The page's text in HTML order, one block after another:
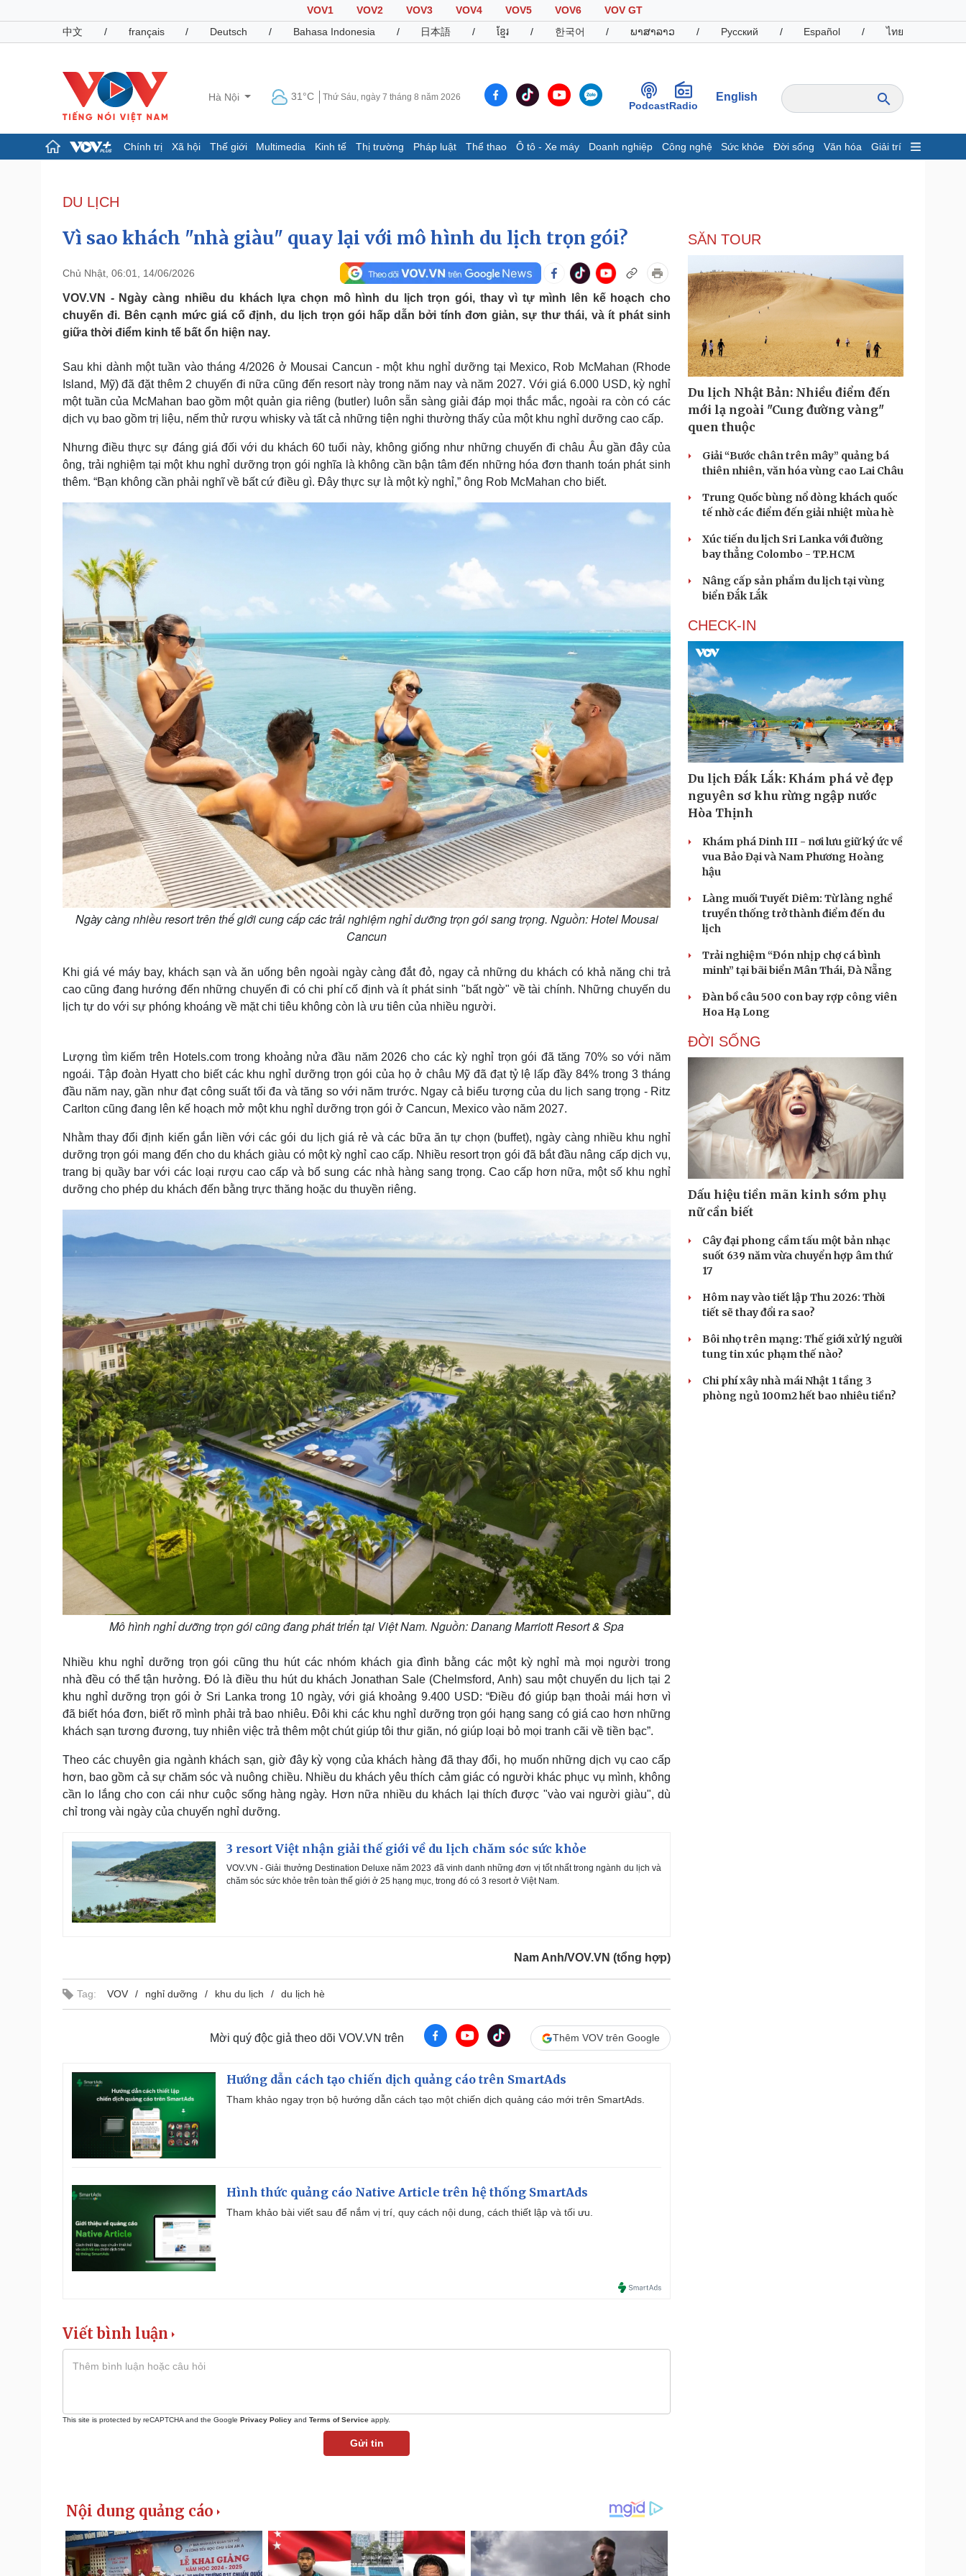
VOV1 VOV2 VOV3 VOV4 VOV5 VOV6
VOV GT
中文
/ français / Deutsch / Bahasa Indonesia / 日本語 / ខ្មែរ / 한국어 / ພາສາລາວ / Русский / Español / ไทย
Hà Nội 31°C Thứ Sáu, ngày 7 tháng 8 năm 2026
PodcastRadio
English
Chính trị Xã hội Thế giới Multimedia Kinh tế Thị trường Pháp luật Thể thao Ô tô - Xe máy Doanh nghiệp Công nghệ Sức khỏe Đời sống Văn hóa Giải trí
Đảng
Tổ chức nhân sự
Nhận diện sự thật
Dấu ấn VOV
Infographic
Giá cà phê
Pháp luật
Vụ án
Tin nóng
Quân sự - Quốc phòng
Vũ khí
Việt Nam
Thể thao
Bóng đá
Hậu trường
Ô tô - Xe máy
Ô tô
Doanh nghiệp
Thông tin doanh nghiệp
Doanh nghiệp 24h
Doanh nhân
Vì cộng đồng
Công nghệ
Tin Công nghệ
Trải nghiệm
Chuyển đổi số
Sức khỏe
Dinh dưỡng - món ngon
Sản phụ khoa
Nhi khoa
Nam khoa
Phòng mạch online
Ăn sạch sống khỏe
Đời sống
Nhà đẹp
Tình yêu - Gia đình
Văn hóa
Sân khấu - Điện ảnh
Âm nhạc
Di sản
Giải trí
Nghệ sĩ
Sao Việt
Du lịch
Tư vấn
check-in
Podcast
Câu chuyện thời sự
Cửa sổ tình yêu
Kể chuyện cho bé
Hạt giống tâm hồn
DU LỊCH
Vì sao khách "nhà giàu" quay lại với mô hình du lịch trọn gói?
Chủ Nhật, 06:01, 14/06/2026
VOV.VN - Ngày càng nhiều du khách lựa chọn mô hình du lịch trọn gói, thay vì tự mình lên kế hoạch cho
chuyến đi. Bên cạnh mức giá cố định, du lịch trọn gói hấp dẫn bởi tính đơn giản, sự thư thái, và ít phát sinh
giữa thời điểm kinh tế bất ổn hiện nay.
Sau khi dành một tuần vào tháng 4/2026 ở Mousai Cancun - một khu nghỉ dưỡng tại Mexico, Rob McMahan (Rhode
Island, Mỹ) đã đặt thêm 2 chuyến đi nữa cũng đến resort này trong năm nay và năm 2027. Với giá 6.000 USD, kỳ nghỉ
một tuần của McMahan bao gồm một quản gia riêng (butler) luôn sẵn sàng giải đáp mọi thắc mắc, ngoài ra còn có các
dịch vụ bao gồm trị liệu, nếm thử rượu whisky và tất cả những tiện nghi thường thấy của một khu nghỉ dưỡng cao cấp.
Nhưng điều thực sự đáng giá đối với du khách 60 tuổi này, không giống như những chuyến đi châu Âu gần đây của
ông, trải nghiệm tại một khu nghỉ dưỡng trọn gói nghĩa là không cần bận tâm đến những hóa đơn thanh toán phát sinh
thêm. “Bạn không cần phải nghĩ về bất cứ điều gì. Đây thực sự là một kỳ nghỉ,” ông Rob McMahan cho biết.
Ngày càng nhiều resort trên thế giới cung cấp các trải nghiệm nghỉ dưỡng trọn gói sang trọng. Nguồn: Hotel Mousai
Cancun
Khi giá vé máy bay, khách sạn và ăn uống bên ngoài ngày càng đắt đỏ, ngay cả những du khách có khả năng chi trả
cao cũng đang hướng đến những chuyến đi có chi phí cố định và ít phát sinh "bất ngờ" về tài chính. Những chuyến du
lịch tự do với sự phóng khoáng về mặt chi tiêu không còn là ưu tiên của nhiều người.
Lượng tìm kiếm trên Hotels.com trong khoảng nửa đầu năm 2026 cho các kỳ nghỉ trọn gói đã tăng 70% so với năm
ngoái. Tập đoàn Hyatt cho biết các khu nghỉ dưỡng trọn gói của họ ở châu Mỹ đã đạt tỷ lệ lấp đầy 84% trong 3 tháng
đầu năm nay, gần như đạt công suất tối đa và tăng so với năm trước. Ngay cả biểu tượng của du lịch sang trọng - Ritz
Carlton cũng đang lên kế hoạch mở một khu nghỉ dưỡng trọn gói ở Cancun, Mexico vào năm 2027.
Nhằm thay đổi định kiến gắn liền với các gói du lịch giá rẻ và các bữa ăn tự chọn (buffet), ngày càng nhiều khu nghỉ
dưỡng trọn gói mang đến cho du khách giàu có một kỳ nghỉ cao cấp. Nhiều resort trọn gói đã bắt đầu nâng cấp dịch vụ,
trang bị quầy bar với các loại rượu cao cấp và bổ sung các nhà hàng sang trọng. Cao cấp hơn nữa, một số khu nghỉ
dưỡng cho phép du khách đến bằng trực thăng hoặc du thuyền riêng.
Mô hình nghỉ dưỡng trọn gói cũng đang phát triển tại Việt Nam. Nguồn: Danang Marriott Resort & Spa
Nhiều khu nghỉ dưỡng trọn gói cũng thu hút các nhóm khách gia đình bằng các một kỳ nghỉ mà mọi người trong
nhà đều có thể tận hưởng. Đó là điều thu hút du khách Jonathan Sale (Chelmsford, Anh) sau một chuyến du lịch tại 2
khu nghỉ dưỡng trọn gói ở Sri Lanka trong 10 ngày, với giá khoảng 9.400 USD: “Điều đó giúp bạn thoải mái hơn vì
đã biết hóa đơn, biết rõ mình phải trả bao nhiêu. Đôi khi các khu nghỉ dưỡng trọn gói hạng sang có giá cao hơn những
khách sạn tương đương, tuy nhiên việc trả thêm một chút giúp tôi thư giãn, nó giúp loại bỏ mọi tranh cãi về tiền bạc”.
Theo các chuyên gia ngành khách sạn, giờ đây kỳ vọng của khách hàng đã thay đổi, họ muốn những dịch vụ cao cấp
hơn, bao gồm cả sự chăm sóc và nuông chiều. Nhiều du khách yêu thích cảm giác có người khác phục vụ mình, không
cần lo lắng cho con cái như cuộc sống hàng ngày. Hơn nữa nhiều du khách lại thích được "vào vai người giàu", dù
chỉ trong vài ngày của chuyến nghỉ dưỡng.
3 resort Việt nhận giải thế giới về du lịch chăm sóc sức khỏe
VOV.VN - Giải thưởng Destination Deluxe năm 2023 đã vinh danh những đơn vị tốt nhất trong ngành du lịch và
chăm sóc sức khỏe trên toàn thế giới ở 25 hạng mục, trong đó có 3 resort ở Việt Nam.
Nam Anh/VOV.VN (tổng hợp)
Tag: VOV nghỉ dưỡng khu du lịch du lịch hè
Mời quý độc giả theo dõi VOV.VN trên Thêm VOV trên Google
Hướng dẫn cách tạo chiến dịch quảng cáo trên SmartAds
Tham khảo ngay trọn bộ hướng dẫn cách tạo một chiến dịch quảng cáo mới trên SmartAds.
Hình thức quảng cáo Native Article trên hệ thống SmartAds
Tham khảo bài viết sau để nắm vị trí, quy cách nội dung, cách thiết lập và tối ưu.
Viết bình luận
This site is protected by reCAPTCHA and the Google Privacy Policy and Terms of Service apply.
Gửi tin
SĂN TOUR
Du lịch Nhật Bản: Nhiều điểm đến
mới lạ ngoài "Cung đường vàng"
quen thuộc
Giải “Bước chân trên mây” quảng bá
thiên nhiên, văn hóa vùng cao Lai Châu
Trung Quốc bùng nổ dòng khách quốc
tế nhờ các điểm đến giải nhiệt mùa hè
Xúc tiến du lịch Sri Lanka với đường
bay thẳng Colombo - TP.HCM
Nâng cấp sản phẩm du lịch tại vùng
biển Đắk Lắk
CHECK-IN
Du lịch Đắk Lắk: Khám phá vẻ đẹp
nguyên sơ khu rừng ngập nước
Hòa Thịnh
Khám phá Dinh III - nơi lưu giữ ký ức về
vua Bảo Đại và Nam Phương Hoàng
hậu
Làng muối Tuyết Diêm: Từ làng nghề
truyền thống trở thành điểm đến du
lịch
Trải nghiệm “Đón nhịp chợ cá bình
minh” tại bãi biển Mân Thái, Đà Nẵng
Đàn bồ câu 500 con bay rợp công viên
Hoa Hạ Long
ĐỜI SỐNG
Dấu hiệu tiền mãn kinh sớm phụ
nữ cần biết
Cây đại phong cầm tấu một bản nhạc
suốt 639 năm vừa chuyển hợp âm thứ
17
Hôm nay vào tiết lập Thu 2026: Thời
tiết sẽ thay đổi ra sao?
Bôi nhọ trên mạng: Thế giới xử lý người
tung tin xúc phạm thế nào?
Chi phí xây nhà mái Nhật 1 tầng 3
phòng ngủ 100m2 hết bao nhiêu tiền?